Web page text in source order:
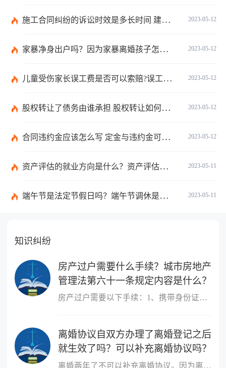
2023-05-12
施工合同纠纷的诉讼时效是多长时间 建筑合同纠纷的诉讼费谁承担？
2023-05-12
家暴净身出户吗？因为家暴离婚孩子怎么判？
2023-05-12
儿童受伤家长误工费是否可以索赔?误工费的赔偿是什么？
2023-05-12
股权转让了债务由谁承担 股权转让如何办手续和流程？
2023-05-12
合同违约金应该怎么写 定金与违约金可以并用吗？
2023-05-11
资产评估的就业方向是什么？资产评估报告书必须由资产评估机构独立撰写吗？
2023-05-11
端午节是法定节假日吗？端午节调休是什么意思？
知识纠纷
房产过户需要什么手续？城市房地产
管理法第六十一条规定内容是什么？
房产过户需要以下手续：1、携带身份证、户口本、婚姻状况证明、购房...
离婚协议自双方办理了离婚登记之后
就生效了吗？可以补充离婚协议吗？
离婚两年了不可以补充离婚协议。因为离婚协议自双方办理了离婚登记...